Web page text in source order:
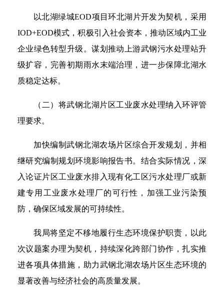
以北湖绿城EOD项目环北湖片开发为契机，采用
IOD+EOD模式，积极引入社会资本，推动区域内工业
企业绿色转型升级。谋划推动上游武钢污水处理站升
级扩容，完善初期雨水末端治理，进一步保障北湖水
质稳定达标。
（二）将武钢北湖片区工业废水处理纳入环评管
理要求。
加快编制武钢北湖农场片区综合开发规划，并相
继研究编制规划环境影响报告书。结合实际情况，深
入论证片区工业废水排入现有化工区污水处理厂或新
建专用工业废水处理厂的可行性，加强工业污染预
防，确保区域发展的可持续性。
我局将坚定不移地履行生态环境保护职责，以此
次议题案办理为契机，持续深化跨部门协作，扎实推
进各项具体措施，助力武钢北湖农场片区生态环境的
显著改善与经济社会的高质量发展。